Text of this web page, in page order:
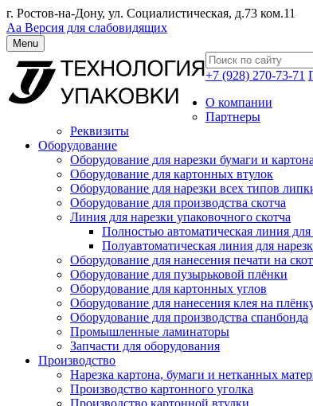
г. Ростов-на-Дону, ул. Социалистическая, д.73 ком.11
Аа Версия для слабовидящих
Menu
+7 (928) 270-73-71
О компании
Партнеры
Реквизиты
Оборудование
Оборудование для нарезки бумаги и картона
Оборудование для картонных втулок
Оборудование для нарезки всех типов
Оборудование для производства скотча
Линия для нарезки упаковочного скотча
Полностью автоматическая линия для
Полуавтоматическая линия для
Оборудование для нанесения печати на
Оборудование для пузырьковой плёнки
Оборудование для картонных углов
Оборудование для нанесения клея на
Оборудование для производства спанбонда
Промышленные ламинаторы
Запчасти для оборудования
Производство
Нарезка картона, бумаги и нетканных
Производство картонного уголка
Производство картонной втулки